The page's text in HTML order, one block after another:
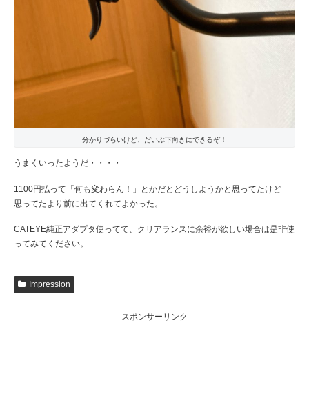
分かりづらいけど、だいぶ下向きにできるぞ！
うまくいったようだ・・・・
1100円払って「何も変わらん！」とかだとどうしようかと思ってたけど
思ってたより前に出てくれてよかった。
CATEYE純正アダプタ使ってて、クリアランスに余裕が欲しい場合は是非使
ってみてください。
Impression
スポンサーリンク